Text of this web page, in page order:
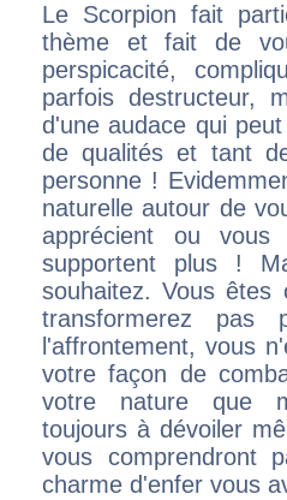
Le Scorpion fait
thème et fait de
perspicacité,
parfois destructeur,
d'une audace qui
de qualités et tant
personne !
naturelle autour de
apprécient ou
supportent plus !
souhaitez. Vous
transformerez
l'affrontement, vous
votre façon de
votre nature que
toujours à dévoiler
vous comprendront
charme d'enfer vous